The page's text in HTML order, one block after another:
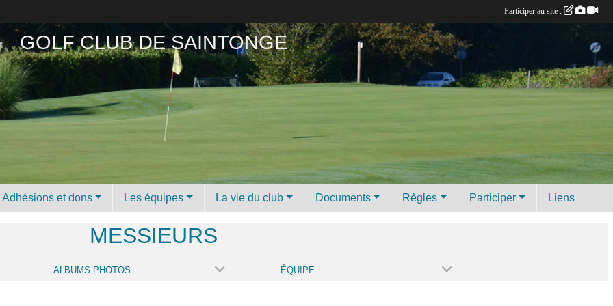
GOLF CLUB DE SAINTONGE
Adhésions et dons Les équipes La vie du club Documents Règles Participer Liens
MESSIEURS
ALBUMS PHOTOS ÉQUIPE
Participer au site :